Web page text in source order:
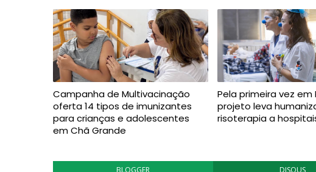
Campanha de Multivacinação
oferta 14 tipos de imunizantes
para crianças e adolescentes
em Chã Grande
Pela primeira vez em
projeto leva
risoterapia a
BLOGGER DISQUS